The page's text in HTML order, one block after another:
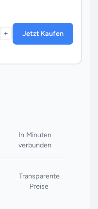
+ Jetzt Kaufen
In Minuten
verbunden
Transparente
Preise